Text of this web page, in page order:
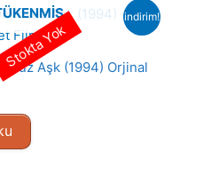
indirim!
Aşk (1994) Orjinal
Stokta Yok